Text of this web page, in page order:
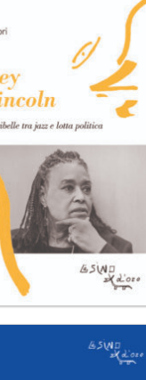
Aggiungi
alla lista
dei
desideri